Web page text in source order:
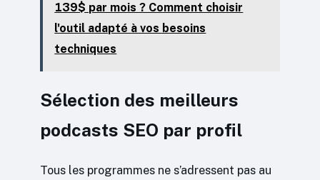
139$ par mois ? Comment choisir
l'outil adapté à vos besoins
techniques
Sélection des meilleurs
podcasts SEO par profil
Tous les programmes ne s’adressent pas au